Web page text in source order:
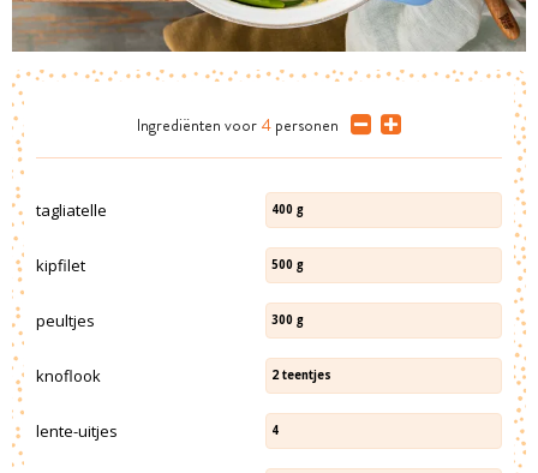
Ingrediënten voor 4 personen
tagliatelle 400 g
kipfilet 500 g
peultjes 300 g
knoflook 2 teentjes
lente-uitjes 4